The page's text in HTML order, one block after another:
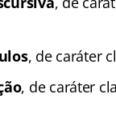
, de caráter
, de caráter